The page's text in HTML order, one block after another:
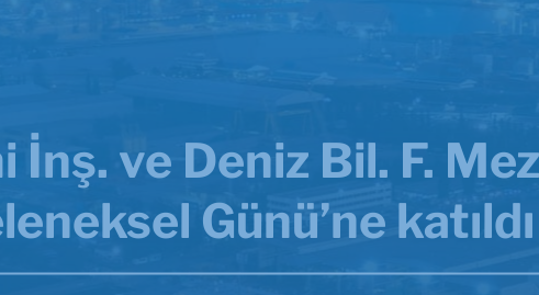
İnş. ve Deniz Bil. F.
Günü’ne katıldı